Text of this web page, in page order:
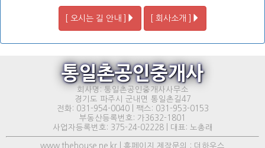
[ 오시는 길 안내 ] [ 회사소개 ]
통일촌공인중개사
회사명: 통일촌공인중개사사무소
경기도 파주시 군내면 통일촌길47
전화: 031-954-0040 | 팩스: 031-953-0153
부동산등록번호: 가3632-1801
사업자등록번호: 375-24-02228 | 대표: 노총래
www.thehouse.ne.kr | 홈페이지 제작문의 : 더하우스